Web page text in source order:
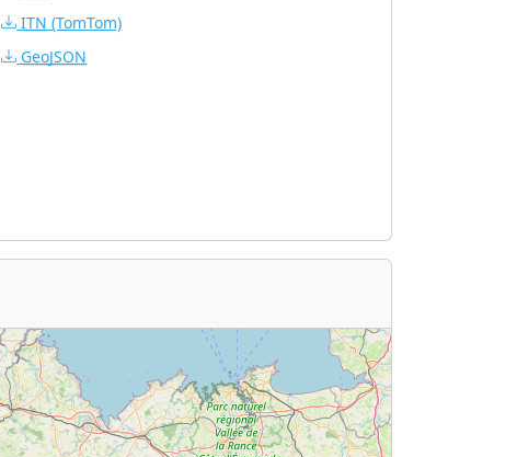
ITN (TomTom)
GeoJSON